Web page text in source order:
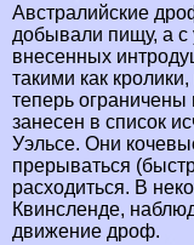
Австралийские
добывали пищу, а с
внесенных
такими как
теперь
занесен в список
Уэльсе. Они
прерываться
расходиться. В
Квинсленде,
движение дроф.